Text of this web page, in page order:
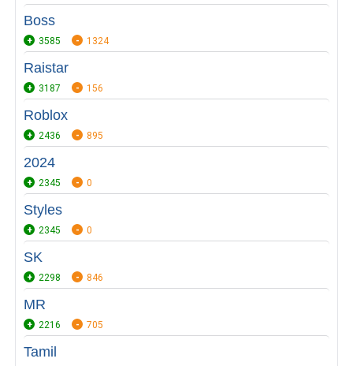
Boss
3585 1324
Raistar
3187 156
Roblox
2436 895
2024
2345 0
Styles
2345 0
SK
2298 846
MR
2216 705
Tamil